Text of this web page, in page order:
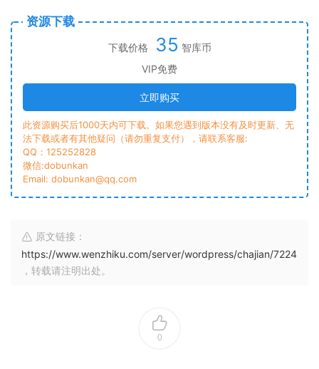
资源下载
下载价格 35 智库币
VIP免费
立即购买
此资源购买后1000天内可下载。如果您遇到版本没有及时更新、无
法下载或者有其他疑问（请勿重复支付），请联系客服:
QQ：125252828
微信:dobunkan
Email: dobunkan@qq.com
原文链接：
https://www.wenzhiku.com/server/wordpress/chajian/7224
，转载请注明出处。
0